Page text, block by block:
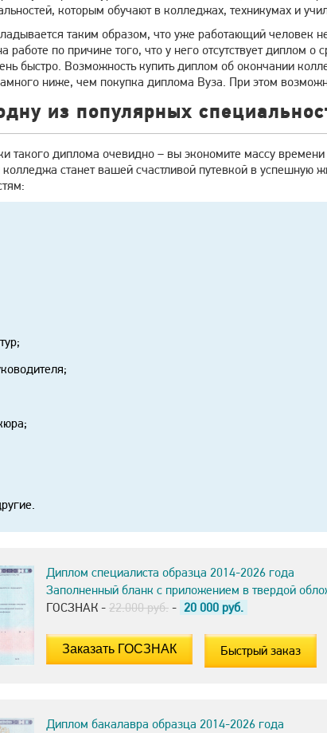
которым обучают в колледжах, техникумах и
таким образом, что уже работающий человек
работе по причине того, что у него отсутствует
быстро. Возможность купить диплом об окончании
ниже, чем покупка диплома Вуза. При этом
из популярных
такого диплома очевидно – вы экономите массу
станет вашей счастливой путевкой в
Диплом специалиста образца 2014-2026 года
Заполненный бланк с приложением в твердой
ГОСЗНАК - 22.000 руб. - 20 000 руб.
Быстрый заказ
Диплом бакалавра образца 2014-2026 года